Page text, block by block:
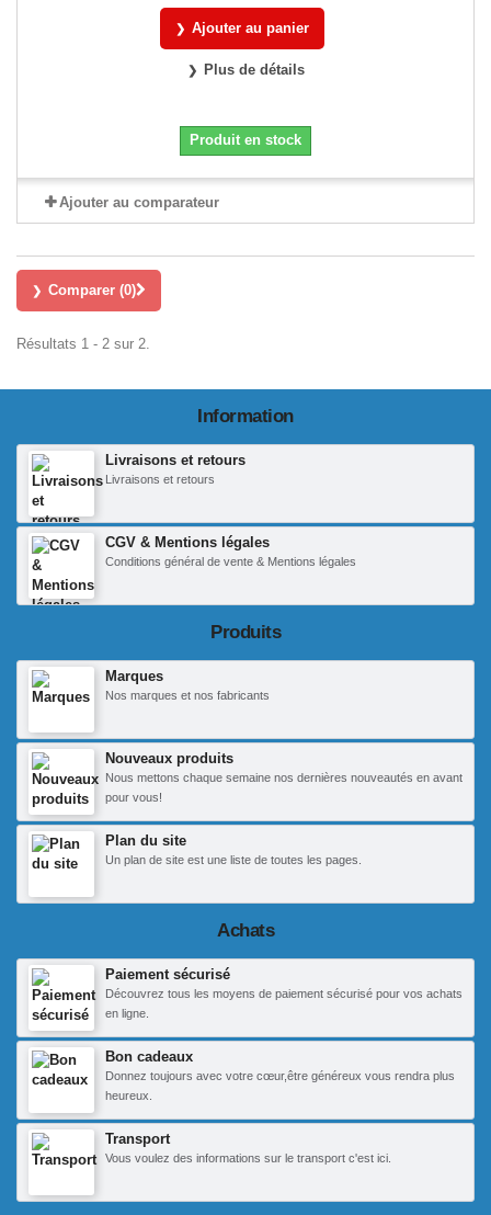
Ajouter au panier
Plus de détails
Produit en stock
Ajouter au comparateur
Comparer (0)
Résultats 1 - 2 sur 2.
Information
Livraisons et retours
Livraisons et retours
CGV & Mentions légales
Conditions général de vente & Mentions légales
Produits
Marques
Nos marques et nos fabricants
Nouveaux produits
Nous mettons chaque semaine nos dernières nouveautés en avant
pour vous!
Plan du site
Un plan de site est une liste de toutes les pages.
Achats
Paiement sécurisé
Découvrez tous les moyens de paiement sécurisé pour vos achats
en ligne.
Bon cadeaux
Donnez toujours avec votre cœur,être généreux vous rendra plus
heureux.
Transport
Vous voulez des informations sur le transport c'est ici.